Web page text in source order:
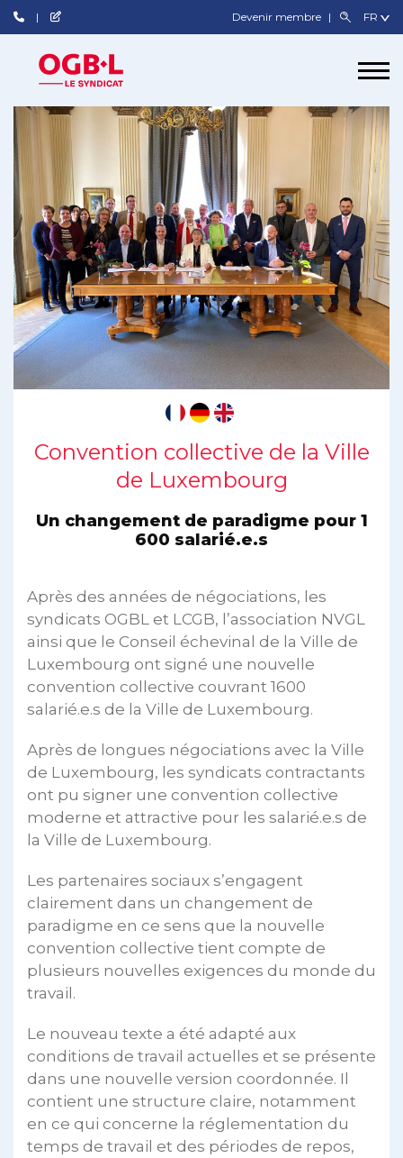
Devenir membre
Convention collective de la Ville
de Luxembourg
Un changement de paradigme pour 1
600 salarié.e.s
Après des années de négociations, les
syndicats OGBL et LCGB, l’association NVGL
ainsi que le Conseil échevinal de la Ville de
Luxembourg ont signé une nouvelle
convention collective couvrant 1600
salarié.e.s de la Ville de Luxembourg.
Après de longues négociations avec la Ville
de Luxembourg, les syndicats contractants
ont pu signer une convention collective
moderne et attractive pour les salarié.e.s de
la Ville de Luxembourg.
Les partenaires sociaux s’engagent
clairement dans un changement de
paradigme en ce sens que la nouvelle
convention collective tient compte de
plusieurs nouvelles exigences du monde du
travail.
Le nouveau texte a été adapté aux
conditions de travail actuelles et se présente
dans une nouvelle version coordonnée. Il
contient une structure claire, notamment
en ce qui concerne la réglementation du
temps de travail et des périodes de repos,